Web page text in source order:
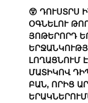
😲 ԴՈՒՍՏՐՍ
ՕԳՆԵԼՈՒ
ՅՈԹԵՐՈՐԴ
ԼՈՂԱՑՆՈՒՄ
ՄԱՏԻԿՈՎ
ԲԱՆ, ՈՐԻՑ